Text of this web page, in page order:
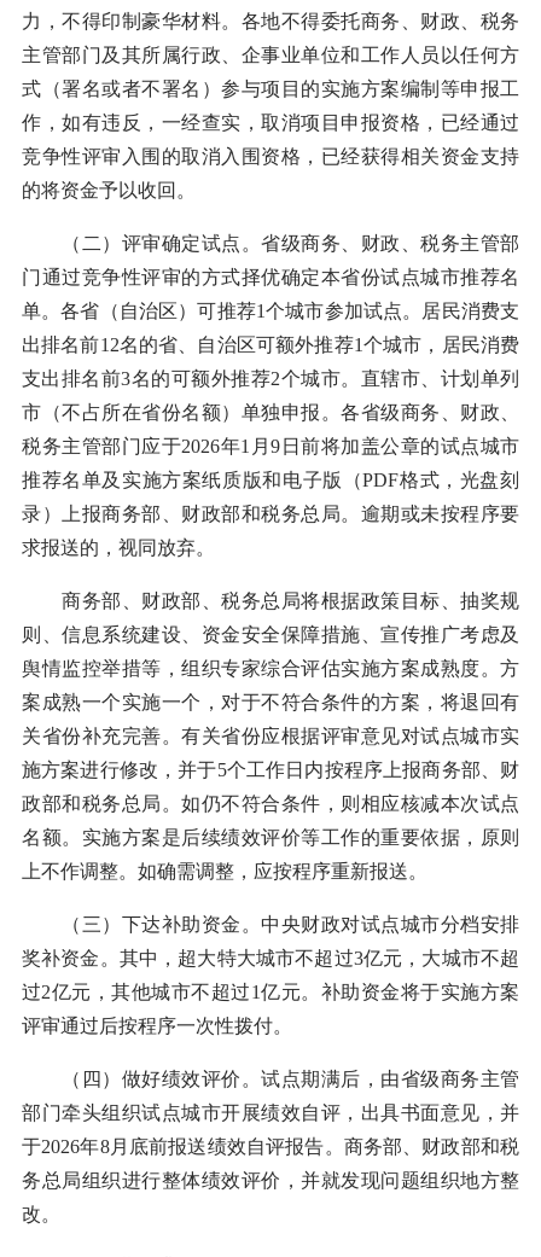
力，不得印制豪华材料。各地不得委托商务、财政、税务
主管部门及其所属行政、企事业单位和工作人员以任何方
式（署名或者不署名）参与项目的实施方案编制等申报工
作，如有违反，一经查实，取消项目申报资格，已经通过
竞争性评审入围的取消入围资格，已经获得相关资金支持
的将资金予以收回。
（二）评审确定试点。省级商务、财政、税务主管部
门通过竞争性评审的方式择优确定本省份试点城市推荐名
单。各省（自治区）可推荐1个城市参加试点。居民消费支
出排名前12名的省、自治区可额外推荐1个城市，居民消费
支出排名前3名的可额外推荐2个城市。直辖市、计划单列
市（不占所在省份名额）单独申报。各省级商务、财政、
税务主管部门应于2026年1月9日前将加盖公章的试点城市
推荐名单及实施方案纸质版和电子版（PDF格式，光盘刻
录）上报商务部、财政部和税务总局。逾期或未按程序要
求报送的，视同放弃。
商务部、财政部、税务总局将根据政策目标、抽奖规
则、信息系统建设、资金安全保障措施、宣传推广考虑及
舆情监控举措等，组织专家综合评估实施方案成熟度。方
案成熟一个实施一个，对于不符合条件的方案，将退回有
关省份补充完善。有关省份应根据评审意见对试点城市实
施方案进行修改，并于5个工作日内按程序上报商务部、财
政部和税务总局。如仍不符合条件，则相应核减本次试点
名额。实施方案是后续绩效评价等工作的重要依据，原则
上不作调整。如确需调整，应按程序重新报送。
（三）下达补助资金。中央财政对试点城市分档安排
奖补资金。其中，超大特大城市不超过3亿元，大城市不超
过2亿元，其他城市不超过1亿元。补助资金将于实施方案
评审通过后按程序一次性拨付。
（四）做好绩效评价。试点期满后，由省级商务主管
部门牵头组织试点城市开展绩效自评，出具书面意见，并
于2026年8月底前报送绩效自评报告。商务部、财政部和税
务总局组织进行整体绩效评价，并就发现问题组织地方整
改。